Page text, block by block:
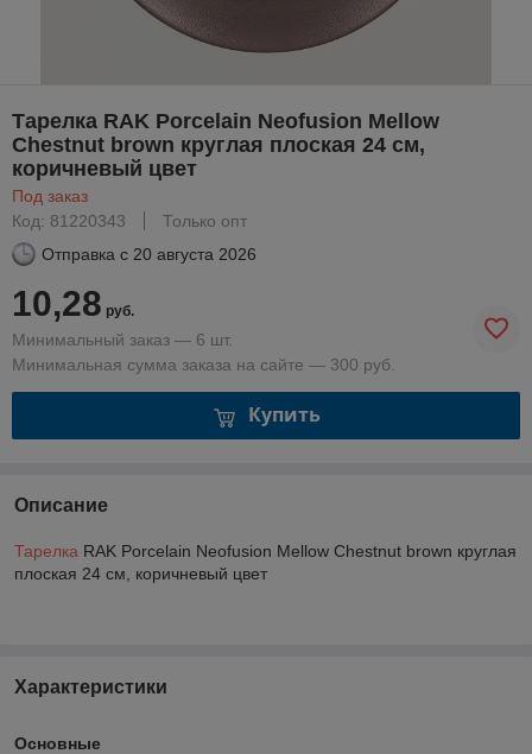
Тарелка RAK Porcelain Neofusion Mellow
Chestnut brown круглая плоская 24 см,
коричневый цвет
Под заказ
Код: 81220343
Только опт
Отправка с 20 августа 2026
10,28 руб.
Минимальный заказ — 6 шт.
Минимальная сумма заказа на сайте — 300 руб.
Купить
Описание
Тарелка RAK Porcelain Neofusion Mellow Chestnut brown круглая
плоская 24 см, коричневый цвет
Характеристики
Основные